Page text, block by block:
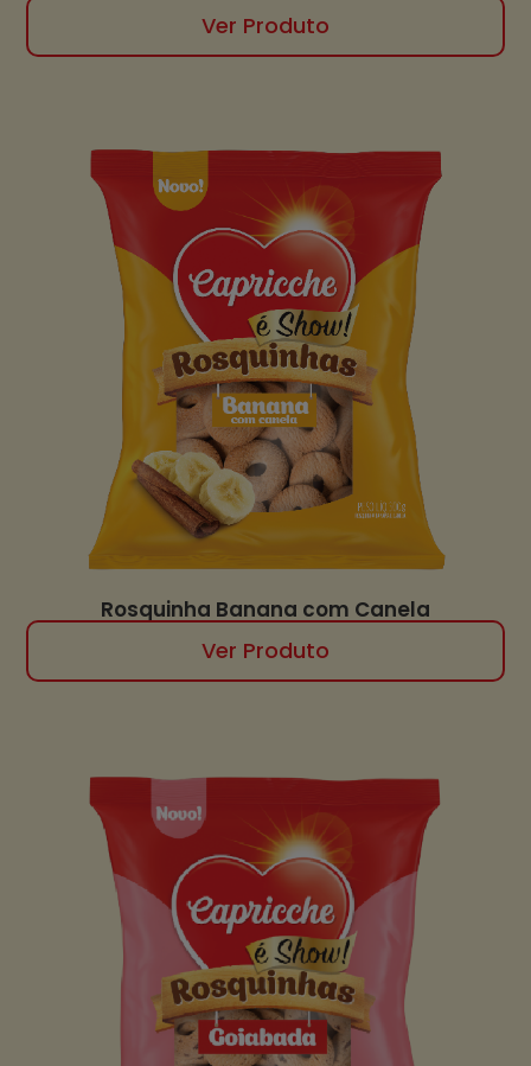
Ver Produto
Rosquinha Banana com Canela
Ver Produto